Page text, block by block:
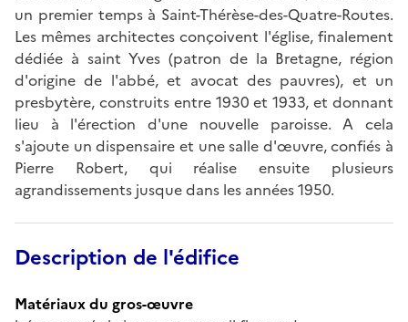
un premier temps à Saint-Thérèse-des-Quatre-Routes.
Les mêmes architectes conçoivent l'église, finalement
dédiée à saint Yves (patron de la Bretagne, région
d'origine de l'abbé, et avocat des pauvres), et un
presbytère, construits entre 1930 et 1933, et donnant
lieu à l'érection d'une nouvelle paroisse. A cela
s'ajoute un dispensaire et une salle d'œuvre, confiés à
Pierre Robert, qui réalise ensuite plusieurs
agrandissements jusque dans les années 1950.
Description de l'édifice
Matériaux du gros-œuvre